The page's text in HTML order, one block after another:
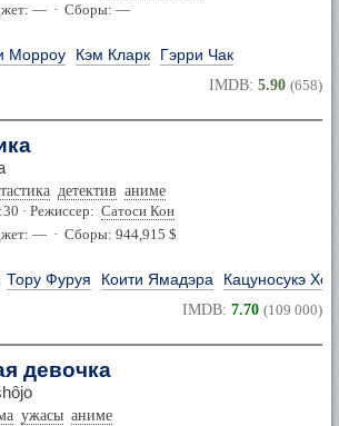
— · Сборы: —
Морроу Кэм Кларк Гэрри Чак
IMDB: 5.90 (658)
детектив аниме
· Режиссер: Сатоси Кон
— · Сборы: 944,915 $
Тору Фуруя Коити Ямадэра Кацуносукэ
IMDB: 7.70 (109 000)
девочка
ужасы аниме